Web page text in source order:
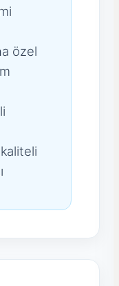
özel